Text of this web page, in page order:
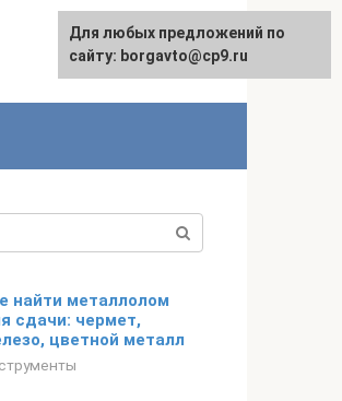
English
найти металлолом
сдачи: чермет,
цветной металл
Для любых предложений по
сайту: borgavto@cp9.ru